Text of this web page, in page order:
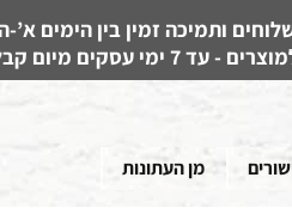
מן העתונות